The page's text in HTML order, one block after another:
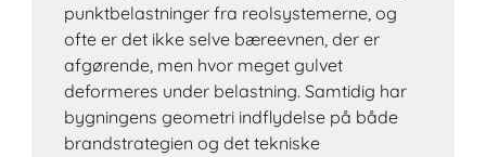
punktbelastninger fra reolsystemerne, og
ofte er det ikke selve bæreevnen, der er
afgørende, men hvor meget gulvet
deformeres under belastning. Samtidig har
bygningens geometri indflydelse på både
brandstrategien og det tekniske